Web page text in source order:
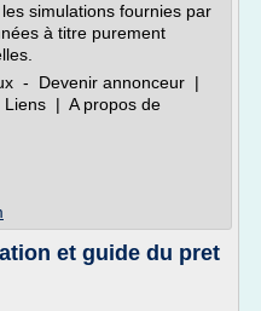
simulations fournies par
à titre purement
- Devenir annonceur |
| A propos de
et guide du pret